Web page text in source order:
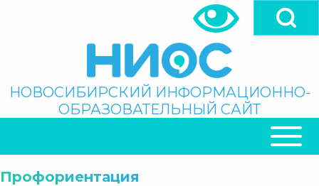
Поиск
НОВОСИБИРСКИЙ ИНФОРМАЦИОННО-
ОБРАЗОВАТЕЛЬНЫЙ САЙТ
НАВИГАЦИЯ
Профориентация